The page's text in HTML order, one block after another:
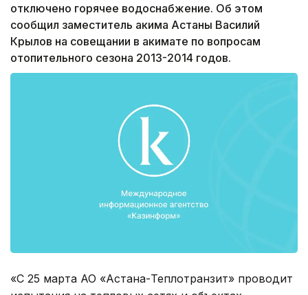
отключено горячее водоснабжение. Об этом
сообщил заместитель акима Астаны Василий
Крылов на совещании в акимате по вопросам
отопительного сезона 2013-2014 годов.
«С 25 марта АО «Астана-Теплотранзит» проводит